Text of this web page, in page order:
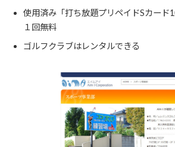
使用済み「打ち放題プリペイドSカード
１回無料
ゴルフクラブはレンタルできる